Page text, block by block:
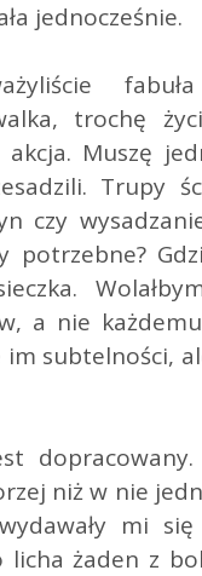
jednocześnie.
trochę
Muszę
Trupy
czy
potrzebne?
a nie
subtelności,
dopracowany.
niż w nie
mi
licha żaden z